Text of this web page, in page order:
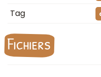
Tag
Fichiers